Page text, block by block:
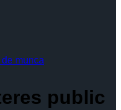
munca
public